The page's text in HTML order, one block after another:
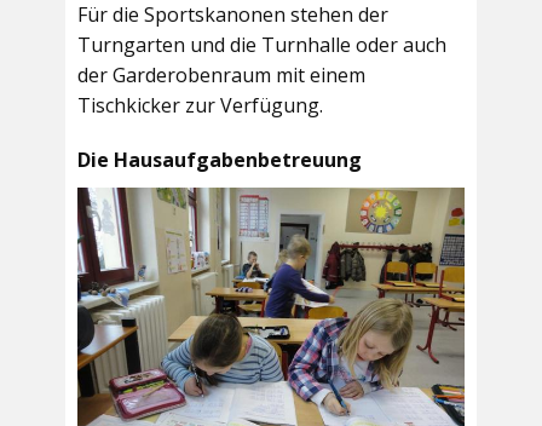
Für die Sportskanonen stehen der
Turngarten und die Turnhalle oder auch
derGarderobenraum mit einem
Tischkicker zur Verfügung.
Die Hausaufgabenbetreuung